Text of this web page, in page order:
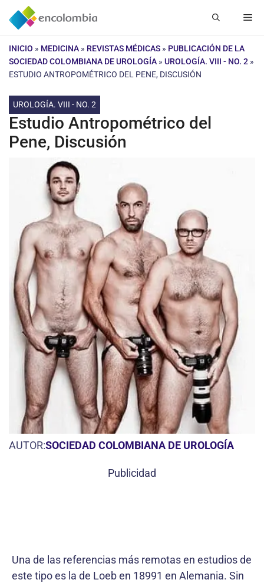
Saltar
INICIO » MEDICINA » REVISTAS MÉDICAS » PUBLICACIÓN DE LA
SOCIEDAD COLOMBIANA DE UROLOGÍA » UROLOGÍA. VIII - NO. 2 »
ESTUDIO ANTROPOMÉTRICO DEL PENE, DISCUSIÓN
UROLOGÍA. VIII - NO. 2
Estudio Antropométrico del
Pene, Discusión
AUTOR:SOCIEDAD COLOMBIANA DE UROLOGÍA
Publicidad
Una de las referencias más remotas en estudios de
este tipo es la de Loeb en 18991 en Alemania. Sin